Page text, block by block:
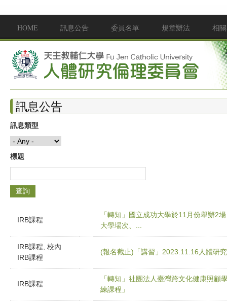
Main menu
HOME 訊息公告 委員名單 規章辦法 相
訊息公告
訊息類型
標題
IRB課程
「轉知」國立成功大學於11月份舉辦2
大學場次、...
IRB課程, 校內
IRB課程
(報名截止)「講習」2023.11.16人體研
IRB課程
「轉知」社團法人臺灣跨文化健康照
練課程」